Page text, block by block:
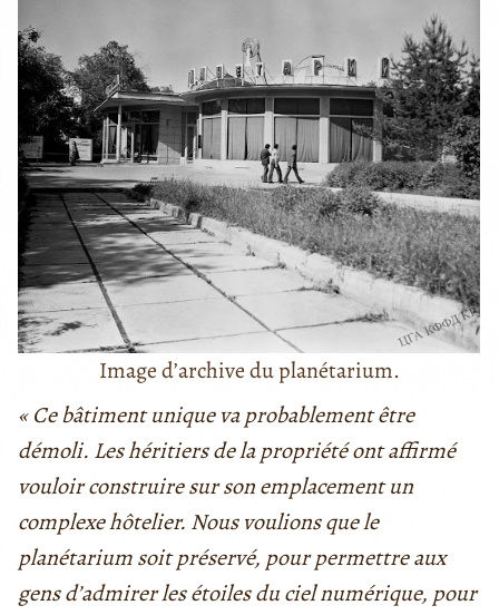
Image d’archive du planétarium.
« Ce bâtiment unique va probablement être
démoli. Les héritiers de la propriété ont affirmé
vouloir construire sur son emplacement un
complexe hôtelier. Nous voulions que le
planétarium soit préservé, pour permettre aux
gens d’admirer les étoiles du ciel numérique, pour